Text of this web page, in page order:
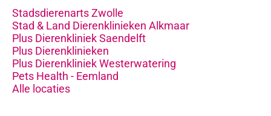
Stadsdierenarts Zwolle
Stad & Land Dierenklinieken Alkmaar
Plus Dierenkliniek Saendelft
Plus Dierenklinieken
Plus Dierenkliniek Westerwatering
Pets Health - Eemland
Alle locaties